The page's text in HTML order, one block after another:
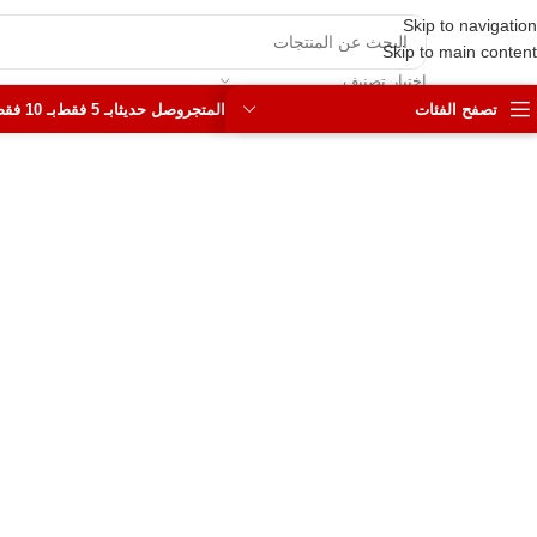
Skip to navigation
Skip to main content
اختيار تصنيف
تصفح الفئات المتجر وصل حديثابـ 5 فقط بـ 10 فقط